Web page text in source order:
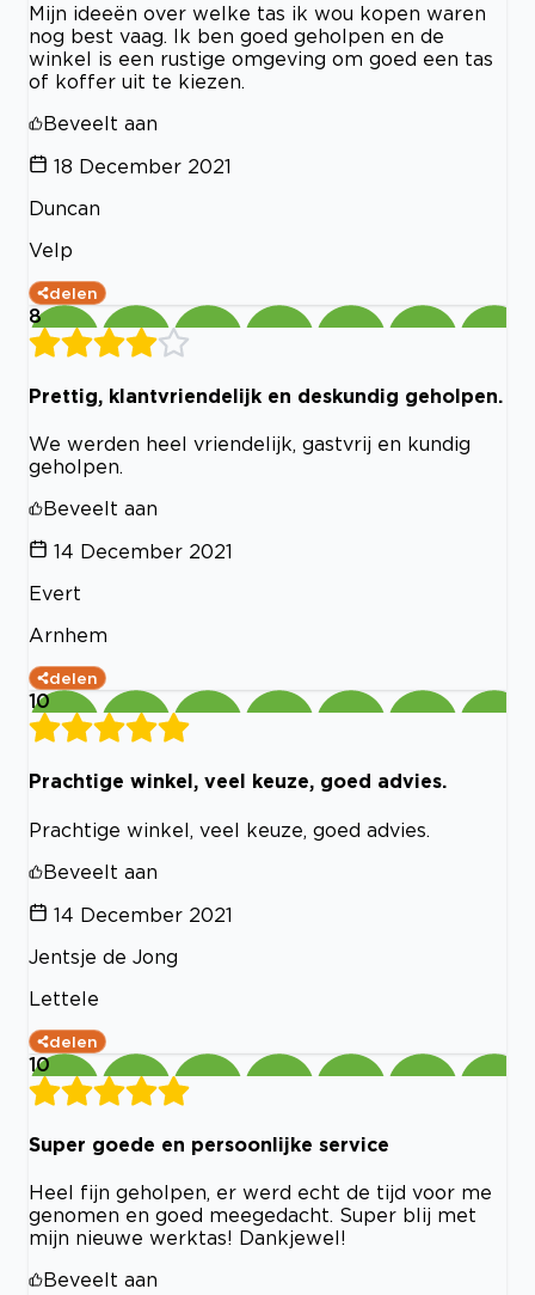
Mijn ideeën over welke tas ik wou kopen waren
nog best vaag. Ik ben goed geholpen en de
winkel is een rustige omgeving om goed een tas
of koffer uit te kiezen.
Beveelt aan
18 December 2021
Duncan
Velp
delen
8
Prettig, klantvriendelijk en deskundig geholpen.
We werden heel vriendelijk, gastvrij en kundig
geholpen.
Beveelt aan
14 December 2021
Evert
Arnhem
delen
10
Prachtige winkel, veel keuze, goed advies.
Prachtige winkel, veel keuze, goed advies.
Beveelt aan
14 December 2021
Jentsje de Jong
Lettele
delen
10
Super goede en persoonlijke service
Heel fijn geholpen, er werd echt de tijd voor me
genomen en goed meegedacht. Super blij met
mijn nieuwe werktas! Dankjewel!
Beveelt aan